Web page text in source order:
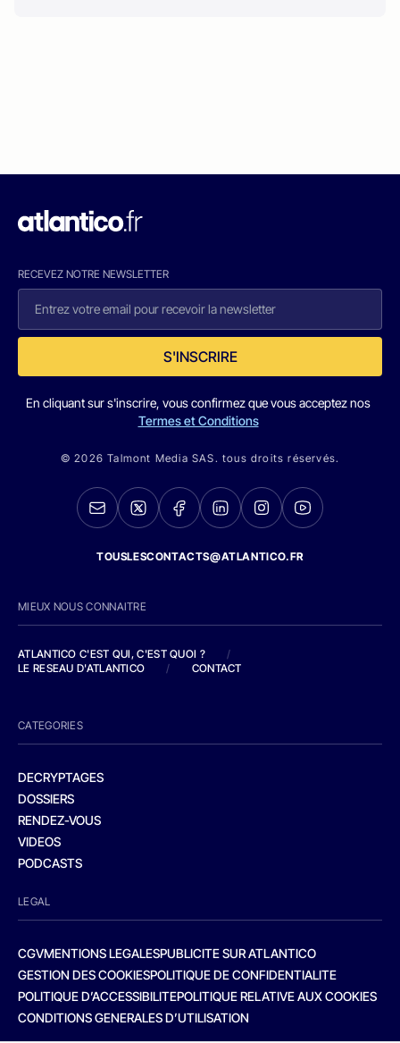
RECEVEZ NOTRE NEWSLETTER
S'INSCRIRE
En cliquant sur s'inscrire, vous confirmez que vous acceptez nos
Termes et Conditions
© 2026 Talmont Media SAS. tous droits réservés.
TOUSLESCONTACTS@ATLANTICO.FR
MIEUX NOUS CONNAITRE
ATLANTICO C'EST QUI, C'EST QUOI ?
/
LE RESEAU D'ATLANTICO
/ CONTACT
CATEGORIES
DECRYPTAGES
DOSSIERS
RENDEZ-VOUS
VIDEOS
PODCASTS
LEGAL
CGVMENTIONS LEGALESPUBLICITE SUR ATLANTICO
GESTION DES COOKIESPOLITIQUE DE CONFIDENTIALITE
POLITIQUE D’ACCESSIBILITEPOLITIQUE RELATIVE AUX COOKIES
CONDITIONS GENERALES D’UTILISATION